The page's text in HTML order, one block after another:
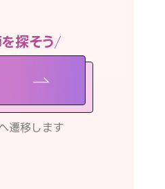
探そう
遷移します